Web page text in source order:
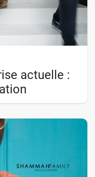
actuelle :